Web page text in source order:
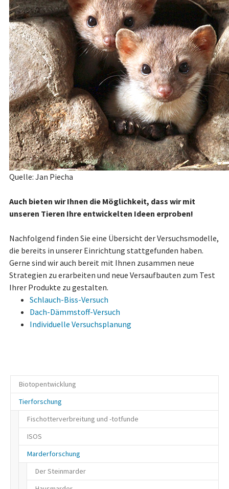
Quelle: Jan Piecha
Auch bieten wirIhnen die Möglichkeit, dass wir mit
unseren Tieren Ihre entwickelten Ideen erproben!
Nachfolgend finden Sie eine Übersicht der Versuchsmodelle,
die bereits in unserer Einrichtung stattgefunden haben.
Gerne sind wir auch bereit mit Ihnen zusammen neue
Strategien zu erarbeiten und neue Versaufbauten zum Test
Ihrer Produkte zu gestalten.
Schlauch-Biss-Versuch
Dach-Dämmstoff-Versuch
Individuelle Versuchsplanung
Biotopentwicklung
Ökologische Station Südheide
Das GrünlandVielfalt-Projekt
Projektpartner
Grünland – ein wahres Multitalent
Das Projektgebiet
Blau-Grüner Biotopverbund
Das Projekt
Projektgebiet
Ausschreibungen
Tierforschung
Fischotterverbreitung und -totfunde
ISOS
Otter-Verbreitungserhebung
Ottervorkommen
Marderforschung
Der Steinmarder